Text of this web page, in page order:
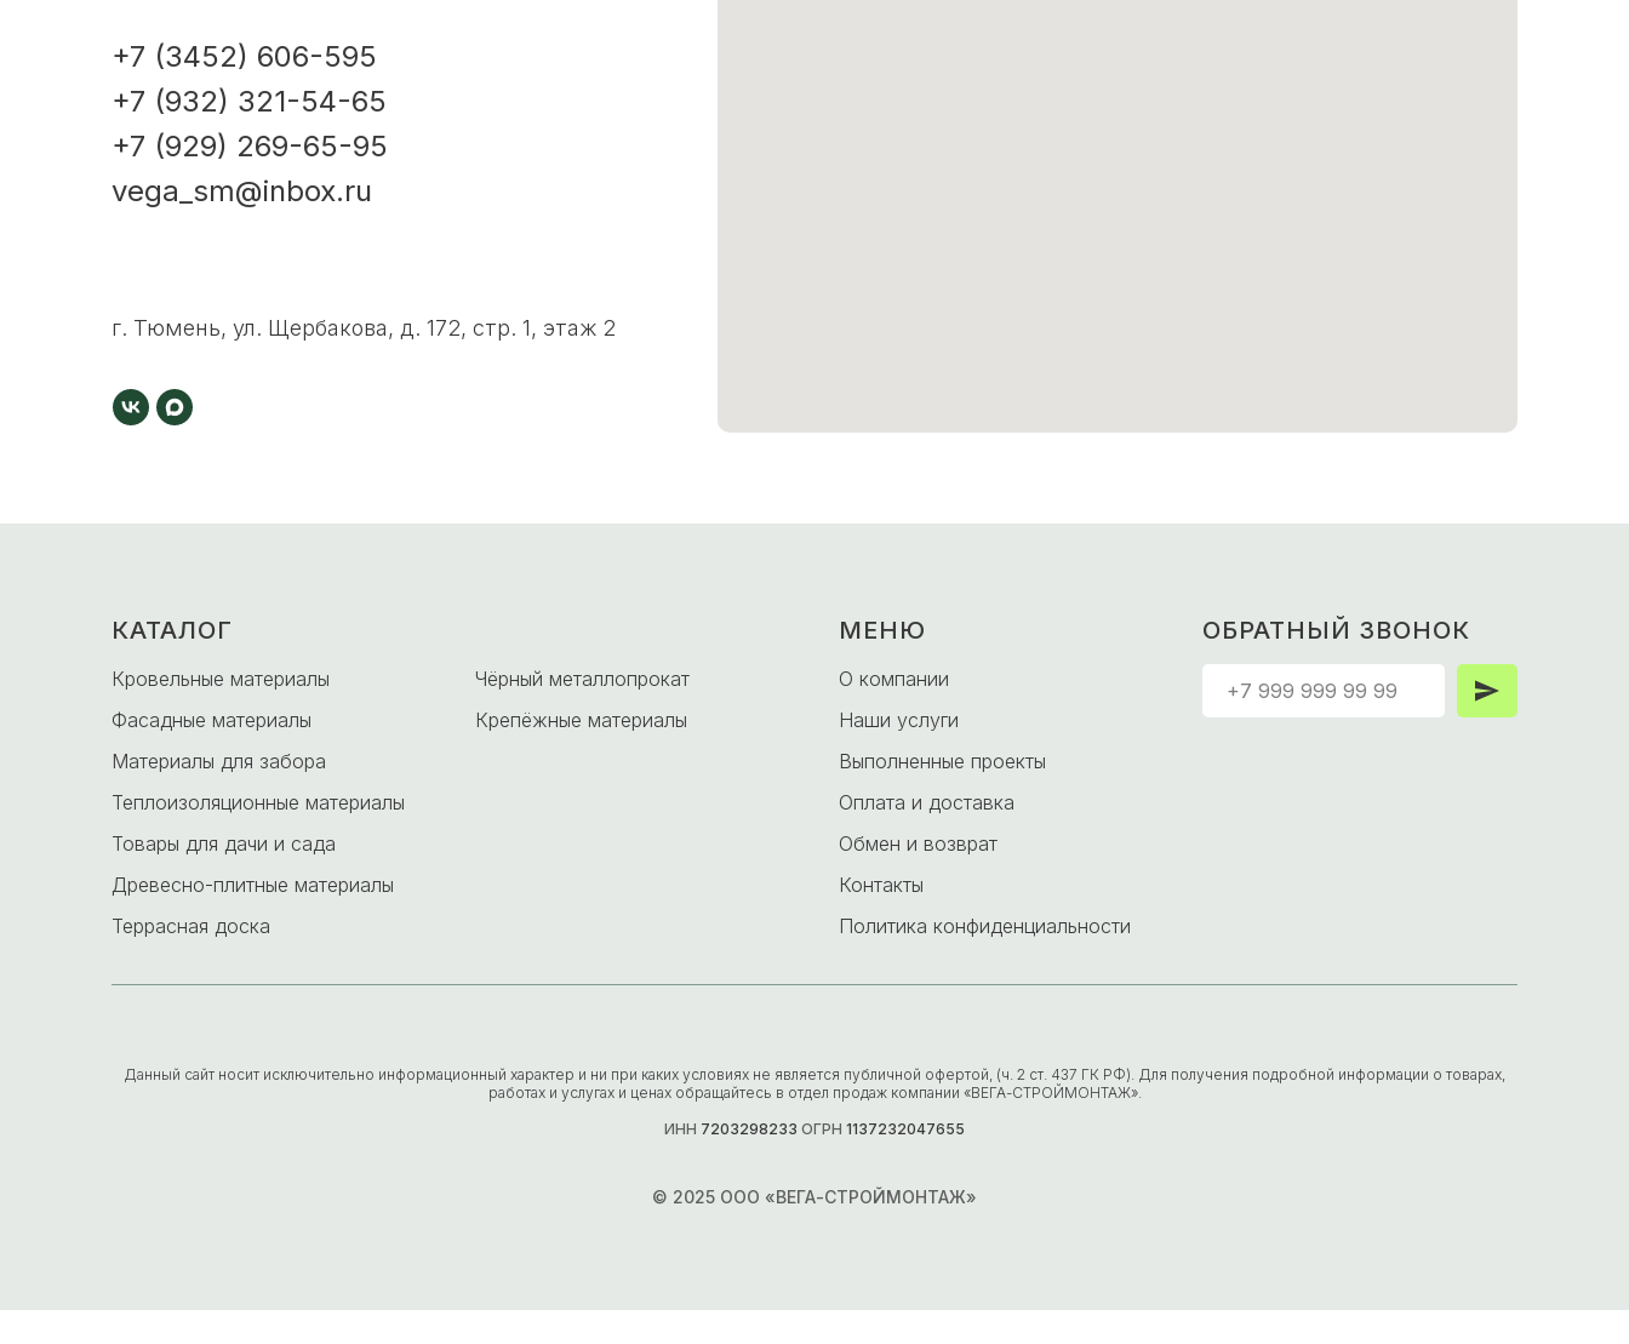
+7 (3452) 606-595
+7 (932) 321-54-65
+7 (929) 269-65-95
vega_sm@inbox.ru
г. Тюмень, ул. Щербакова, д. 172, стр. 1, этаж 2
КАТАЛОГ
Кровельные материалы
Фасадные материалы
Материалы для забора
Теплоизоляционные материалы
Товары для дачи и сада
Древесно-плитные материалы
Террасная доска
Чёрный металлопрокат
Крепёжные материалы
МЕНЮ
О компании
Наши услуги
Выполненные проекты
Оплата и доставка
Обмен и возврат
Контакты
Политика конфиденциальности
ОБРАТНЫЙ ЗВОНОК
Данный сайт носит исключительно информационный характер и ни при каких условиях не является публичной офертой, (ч. 2 ст. 437 ГК РФ). Для получения подробной информации о товарах,
работах и услугах и ценах обращайтесь в отдел продаж компании «ВЕГА-СТРОЙМОНТАЖ».
ИНН 7203298233 ОГРН 1137232047655
© 2025 ООО «ВЕГА-СТРОЙМОНТАЖ»